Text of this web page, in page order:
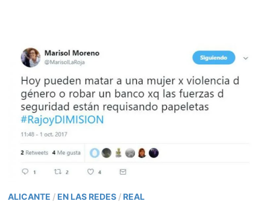
ALICANTE / EN LAS REDES / REAL